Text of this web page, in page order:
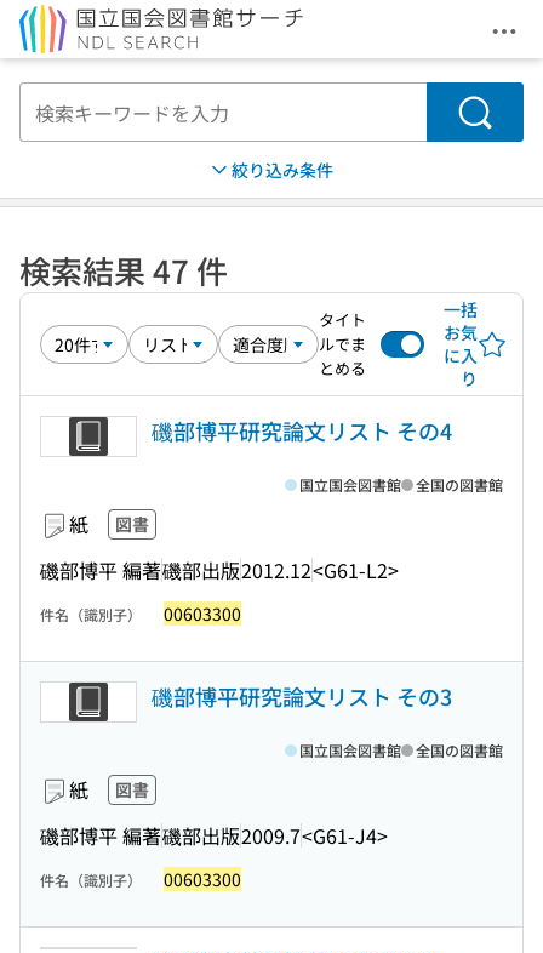
メ
検索
絞り込み条件
検索結果 47 件
タイト
ルでま
とめる
一括
お気
に入
り
磯部博平研究論文リスト その4
紙 図書
磯部博平 編著磯部出版2012.12<G61-L2>
国立国会図書館 全国の図書館
件名（識別子） 00603300
磯部博平研究論文リスト その3
紙 図書
磯部博平 編著磯部出版2009.7<G61-J4>
国立国会図書館 全国の図書館
件名（識別子） 00603300